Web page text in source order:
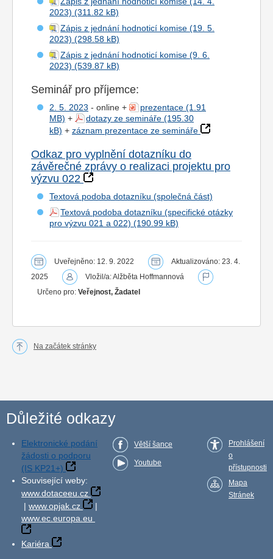
2023)
Zápis z jednání hodnoticí komise (19. 5.
2023)
Zápis z jednání hodnoticí komise (9. 6.
2023)
Seminář pro příjemce:
2. 5. 2023 - online +
prezentace
+
dotazy ze semináře
+ záznam prezentace ze semináře
Odkaz pro vyplnění dotazníku do
závěrečné zprávy o realizaci projektu pro
výzvu 022
Textová podoba dotazníku (společná část)
Textová podoba dotazníku (specifické otázky
pro výzvu 021 a 022)
Uveřejněno: 12. 9. 2022
Aktualizováno: 23. 4.
2025
Vložil/a: Alžběta Hoffmannová
Určeno pro: Veřejnost, Žadatel
Na začátek stránky
Důležité odkazy
Elektronické podání
žádosti o podporu
(IS KP21+)
Související weby:
www.dotaceeu.cz
| www.opjak.cz
|
www.ec.europa.eu
Kariéra
Větší šance
Youtube
Prohlášení
o
přístupnosti
Mapa
Stránek